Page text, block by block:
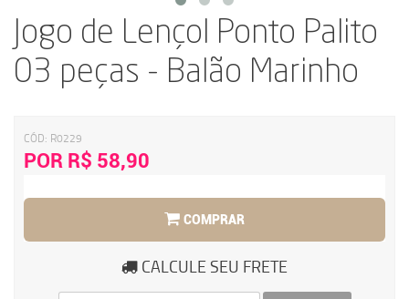
Jogo de Lençol Ponto Palito
03 peças - Balão Marinho
CÓD: R0229
POR R$ 58,90
COMPRAR
CALCULE SEU FRETE